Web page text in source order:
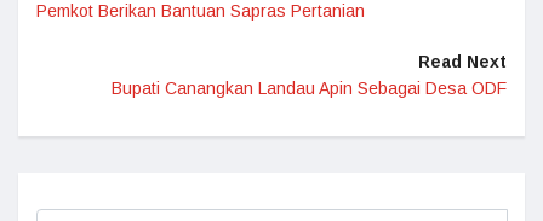
Pemkot Berikan Bantuan Sapras Pertanian
Read Next
Bupati Canangkan Landau Apin Sebagai Desa ODF